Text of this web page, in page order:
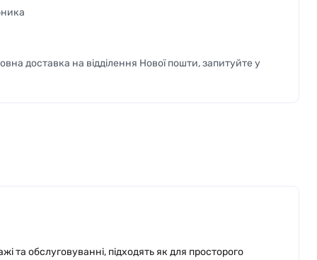
доставка на відділення Нової пошти, запитуйте у
та обслуговуванні, підходять як для просторого